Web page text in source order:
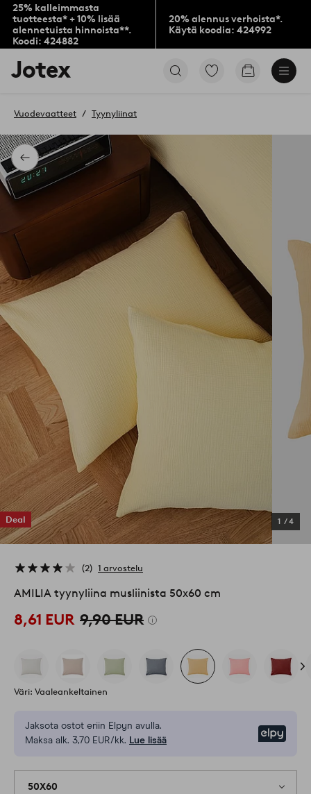
25% kalleimmasta
tuotteesta* + 10% lisää
alennetuista hinnoista**.
Koodi: 424882
20% alennus verhoista*.
Käytä koodia: 424992
Jotex-
logo
aloitussivulle
Siirry
Siirry
Takaisin
Vuodevaatteet Tyynyliinat
Deal 1 /4
2 1 arvostelu
AMILIA tyynyliina musliinista 50x60 cm
8,61 EUR 9,90 EUR
Väri: Vaaleankeltainen
Jaksota ostot eriin Elpyn avulla.
Maksa alk. 3,70 EUR/kk. Lue lisää
50X60